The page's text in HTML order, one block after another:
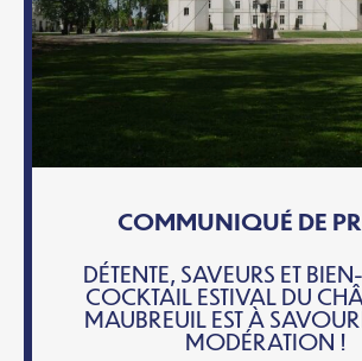
COMMUNIQUÉ DE
DÉTENTE, SAVEURS ET
COCKTAIL ESTIVAL DU
MAUBREUIL EST À
MODÉRATION !